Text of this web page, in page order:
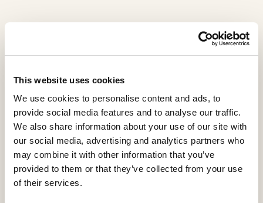
This website uses cookies
We use cookies to personalise content and ads, to
provide social media features and to analyse our traffic.
We also share information about your use of our site with
our social media, advertising and analytics partners who
may combine it with other information that you’ve
provided to them or that they’ve collected from your use
of their services.